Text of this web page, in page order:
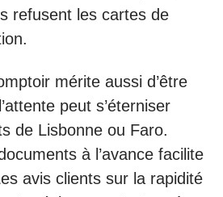
refusent les cartes de
mérite aussi d’être
peut s’éterniser
de Lisbonne ou Faro.
à l’avance facilite
avis clients sur la rapidité